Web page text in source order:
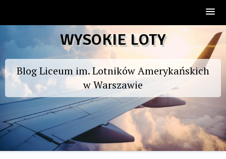
to
WYSOKIE LOTY
Blog Liceum im. Lotników Amerykańskich
w Warszawie